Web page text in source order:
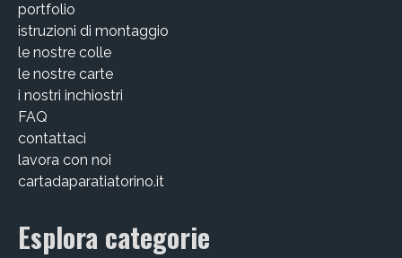
portfolio
istruzioni di montaggio
le nostre colle
le nostre carte
i nostri inchiostri
FAQ
contattaci
lavora con noi
cartadaparatiatorino.it
Esplora categorie